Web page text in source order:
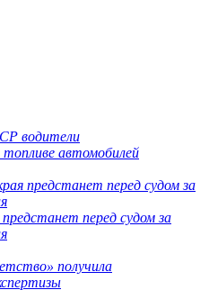
водители
топливе автомобилей
перед судом за